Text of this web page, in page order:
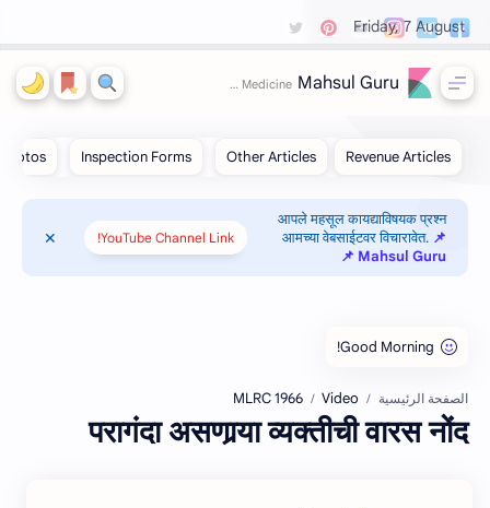
Friday, 7 August
Mahsul Guru
आपले महसूल कायद्याविषयक प्रश्न
आमच्या वेबसाईटवर विचारावेत. 📌
Mahsul Guru 📌
YouTube Channel Link!
الصفحة الرئيسية MLRC 1966 Video
परागंदा असणार्‍या व्‍यक्‍तीची वारस नोंद